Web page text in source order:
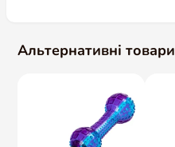
Альтернативні товари